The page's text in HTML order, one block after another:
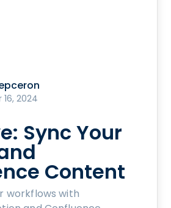
2024
Sync Your
Content
workflows with